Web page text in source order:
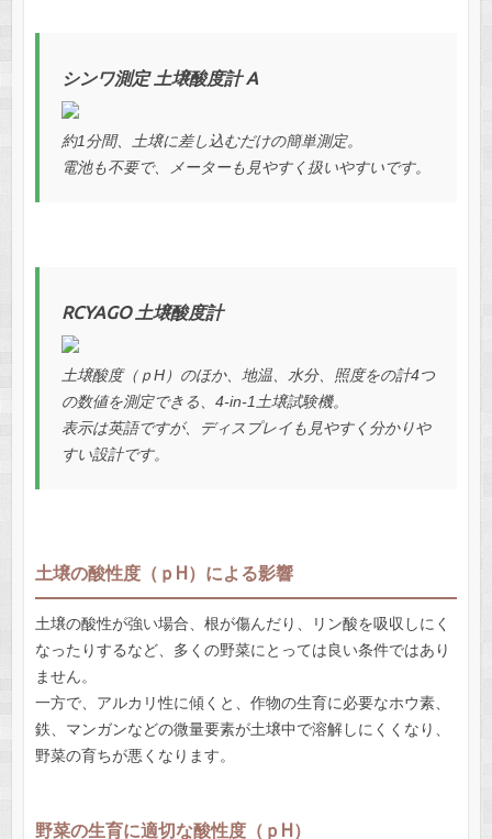
シンワ測定 土壌酸度計 A
約1分間、土壌に差し込むだけの簡単測定。
電池も不要で、メーターも見やすく扱いやすいです。
RCYAGO 土壌酸度計
土壌酸度（ｐH）のほか、地温、水分、照度をの計4つ
の数値を測定できる、4-in-1土壌試験機。
表示は英語ですが、ディスプレイも見やすく分かりや
すい設計です。
土壌の酸性度（ｐH）による影響
土壌の酸性が強い場合、根が傷んだり、リン酸を吸収しにく
なったりするなど、多くの野菜にとっては良い条件ではあり
ません。
一方で、アルカリ性に傾くと、作物の生育に必要なホウ素、
鉄、マンガンなどの微量要素が土壌中で溶解しにくくなり、
野菜の育ちが悪くなります。
野菜の生育に適切な酸性度（ｐH）